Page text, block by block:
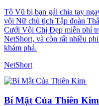
Tô Vũ bị bạn gái chia tay
vội Nữ chủ tịch Tập đoàn
Cưới Vội Chị Đẹp miễn phí
NetShort, và còn rất nhiều
khám phá.
NetShort
Bí Mật Của Thiên Kim